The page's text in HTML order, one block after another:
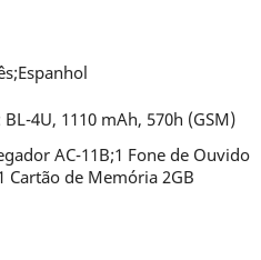
4U, 1110 mAh, 570h (GSM)
AC-11B;1 Fone de Ouvido
Cartão de Memória 2GB